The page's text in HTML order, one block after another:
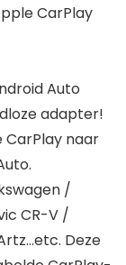
CarPlay
Auto
adapter!
naar
/
CR-V /
Deze